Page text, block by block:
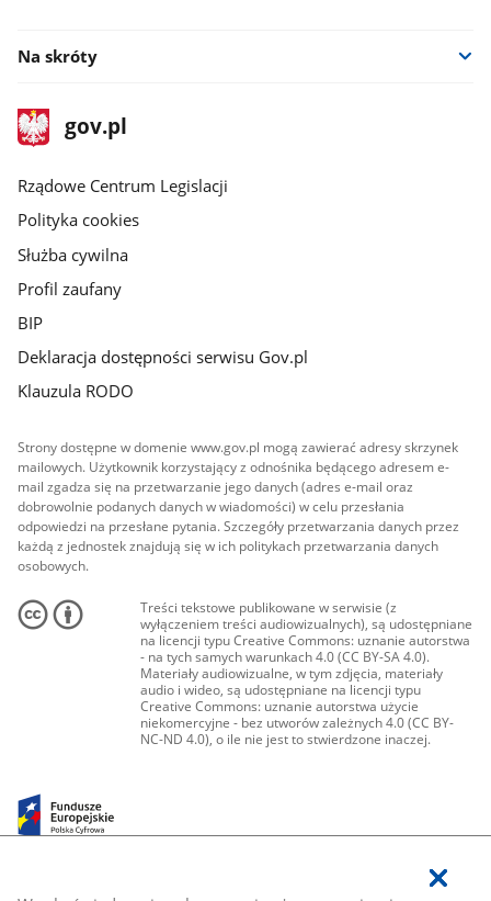
Na skróty
stopka
gov.plStrona
gov.pl
Rządowe Centrum Legislacji
Polityka cookies
Służba cywilna
Profil zaufany
BIP
Deklaracja dostępności serwisu Gov.pl
Klauzula RODO
Strony dostępne w domenie www.gov.pl mogą zawierać adresy skrzynek
mailowych. Użytkownik korzystający z odnośnika będącego adresem e-
mail zgadza się na przetwarzanie jego danych (adres e-mail oraz
dobrowolnie podanych danych w wiadomości) w celu przesłania
odpowiedzi na przesłane pytania. Szczegóły przetwarzania danych przez
każdą z jednostek znajdują się w ich politykach przetwarzania danych
osobowych.
Treści tekstowe publikowane w serwisie (z
wyłączeniem treści audiowizualnych), są udostępniane
na licencji typu Creative Commons: uznanie autorstwa
- na tych samych warunkach 4.0 (CC BY-SA 4.0).
Materiały audiowizualne, w tym zdjęcia, materiały
audio i wideo, są udostępniane na licencji typu
Creative Commons: uznanie autorstwa użycie
niekomercyjne - bez utworów zależnych 4.0 (CC BY-
NC-ND 4.0), o ile nie jest to stwierdzone inaczej.